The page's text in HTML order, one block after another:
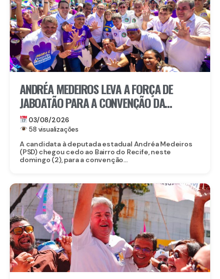
ANDRÉA MEDEIROS LEVA A FORÇA DE
JABOATÃO PARA A CONVENÇÃO DA
GOVERNADORA RAQUEL LYRA
03/08/2026
58 visualizações
A candidata à deputada estadual Andréa Medeiros
(PSD) chegou cedo ao Bairro do Recife, neste
domingo (2), para a convenção...